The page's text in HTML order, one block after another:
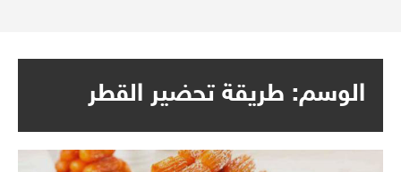
الوسم: طريقة تحضير القطر